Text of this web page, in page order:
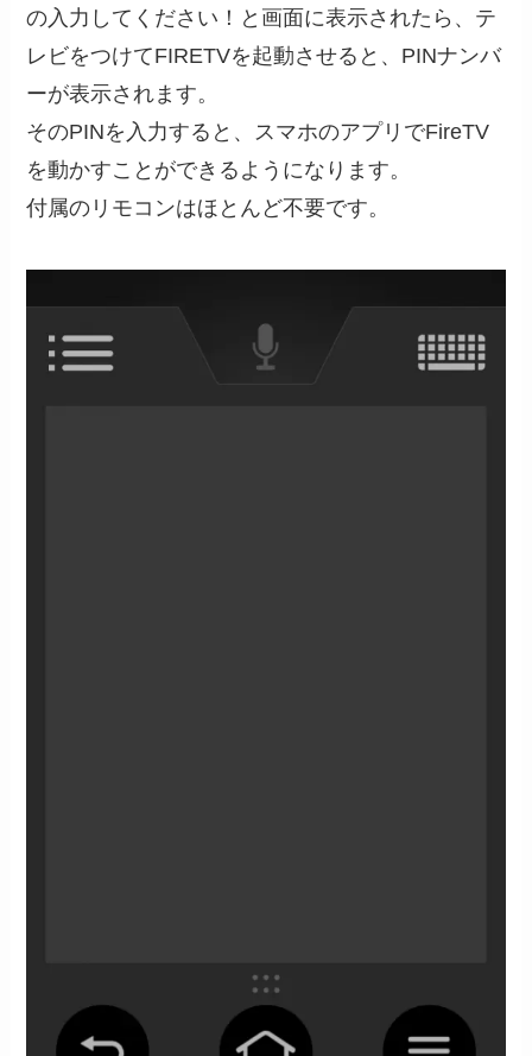
の入力してください！と画面に表示されたら、テ
レビをつけてFIRETVを起動させると、PINナンバ
ーが表示されます。
そのPINを入力すると、スマホのアプリでFireTV
を動かすことができるようになります。
付属のリモコンはほとんど不要です。